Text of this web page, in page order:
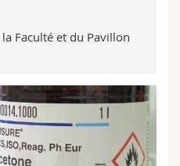
Faculté et du Pavillon